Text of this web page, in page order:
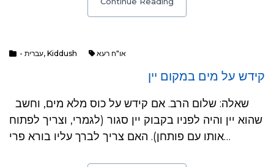
- עברית, Kiddush או"ח רעא
קידש על מים במקום יין
שהוא יין והיה לפניו בקבוק יין סגור (לגמרי, וצריך לפתוח
אותו עם פותחן). האם צריך לברך עליו בורא פרי…